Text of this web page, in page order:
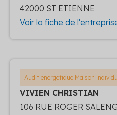
42000 ST ETIENNE
Voir la fiche de
Audit energetique Maison
VIVIEN CHRISTIAN
106 RUE ROGER